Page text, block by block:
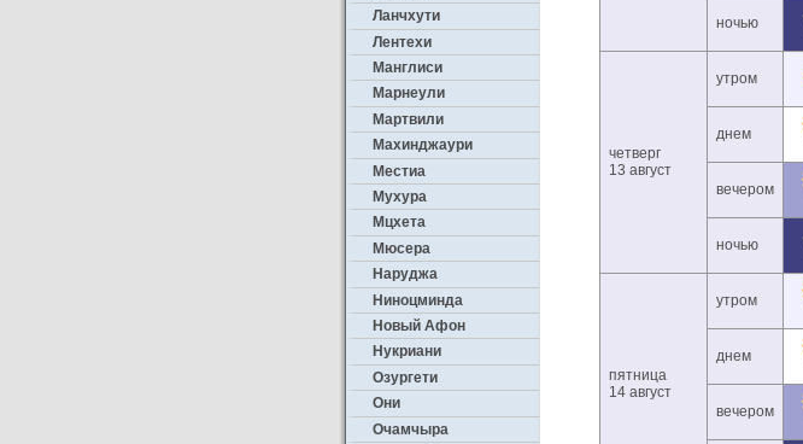
Ланчхути
Лентехи
Манглиси
Марнеули
Мартвили
Махинджаури
Местиа
Мухура
Мцхета
Мюсера
Наруджа
Ниноцминда
Новый Афон
Нукриани
Озургети
Они
Очамчыра
ночью
четверг
13 август
утром
днем
вечером
ночью
пятница
14 август
утром
днем
вечером